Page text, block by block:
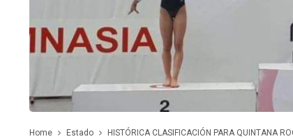
Home Estado HISTÓRICA CLASIFICACIÓN PARA QUINTANA